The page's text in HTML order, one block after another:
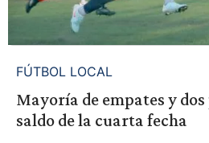
FÚTBOL LOCAL
Mayoría de empates y
saldo de la cuarta fecha